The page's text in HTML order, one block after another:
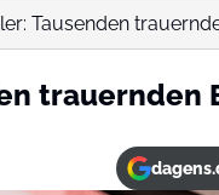
Tausenden
trauernden